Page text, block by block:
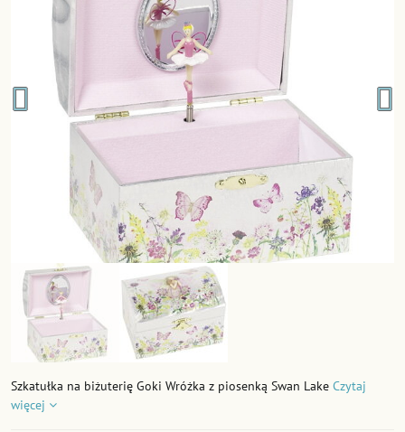
Szkatułka na biżuterię Goki Wróżka z piosenką Swan Lake Czytaj
więcej